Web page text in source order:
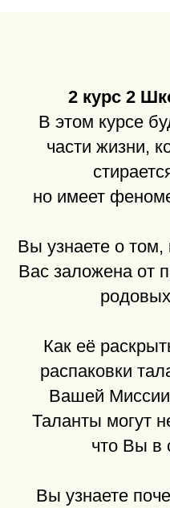
2 курс 2
В этом курсе
части жизни,
но имеет
Вы узнаете о том,
Вас заложена от
Как её
распаковки
Вашей Миссии
Таланты могут
что Вы в
Вы узнаете